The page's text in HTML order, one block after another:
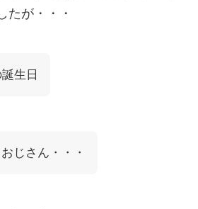
たが・・・
生日
じさん・・・